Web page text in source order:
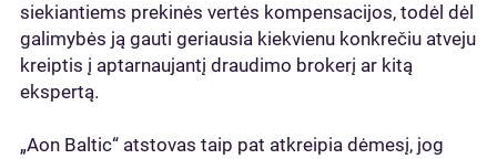
siekiantiems prekinės vertės kompensacijos, todėl dėl
galimybės ją gauti geriausia kiekvienu konkrečiu atveju
kreiptis į aptarnaujantį draudimo brokerį ar kitą
ekspertą.
„Aon Baltic“ atstovas taip pat atkreipia dėmesį, jog